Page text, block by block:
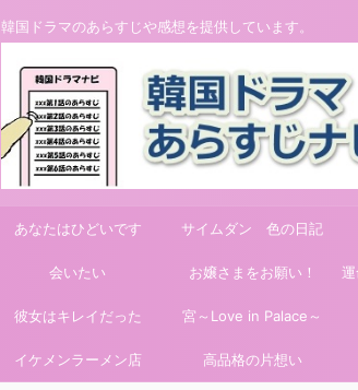
韓国ドラマのあらすじや感想を提供しています。
あなたはひどいです サイムダン 色の日記
会いたい お嬢さまをお願い！
彼女はキレイだった 宮～Love in Palace～
イケメンラーメン店 高品格の片想い